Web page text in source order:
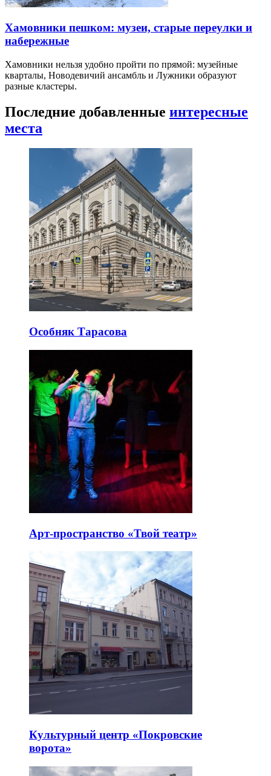
Хамовники пешком: музеи, старые переулки и
набережные
Хамовники нельзя удобно пройти по прямой: музейные
кварталы, Новодевичий ансамбль и Лужники образуют
разные кластеры.
Последние добавленные интересные
места
Особняк Тарасова
Арт-пространство «Твой театр»
Культурный центр «Покровские
ворота»